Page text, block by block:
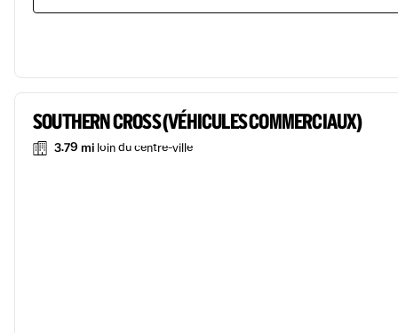
SOUTHERN CROSS (VÉHICULES COMMERCIAUX)
3.79 mi loin du centre-ville